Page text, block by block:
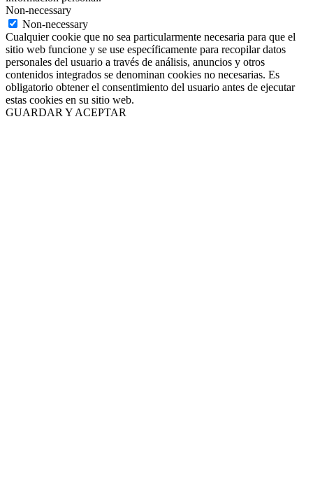
Non-necessary
Non-necessary
Cualquier cookie que no sea particularmente necesaria para que el
sitio web funcione y se use específicamente para recopilar datos
personales del usuario a través de análisis, anuncios y otros
contenidos integrados se denominan cookies no necesarias. Es
obligatorio obtener el consentimiento del usuario antes de ejecutar
estas cookies en su sitio web.
GUARDAR Y ACEPTAR